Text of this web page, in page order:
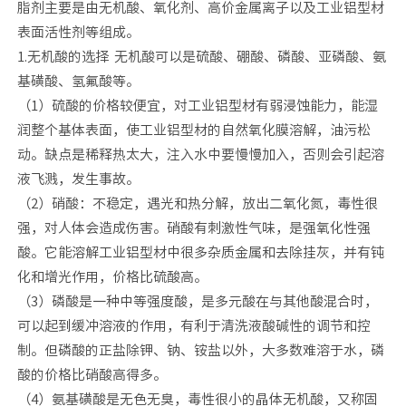
脂剂主要是由无机酸、氧化剂、高价金属离子以及工业铝型材
表面活性剂等组成。
1.无机酸的选择 无机酸可以是硫酸、硼酸、磷酸、亚磷酸、氨
基磺酸、氢氟酸等。
（1）硫酸的价格较便宜，对工业铝型材有弱浸蚀能力，能湿
润整个基体表面，使工业铝型材的自然氧化膜溶解，油污松
动。缺点是稀释热太大，注入水中要慢慢加入，否则会引起溶
液飞溅，发生事故。
（2）硝酸：不稳定，遇光和热分解，放出二氧化氮，毒性很
强，对人体会造成伤害。硝酸有刺激性气味，是强氧化性强
酸。它能溶解工业铝型材中很多杂质金属和去除挂灰，并有钝
化和增光作用，价格比硫酸高。
（3）磷酸是一种中等强度酸，是多元酸在与其他酸混合时，
可以起到缓冲溶液的作用，有利于清洗液酸碱性的调节和控
制。但磷酸的正盐除钾、钠、铵盐以外，大多数难溶于水，磷
酸的价格比硝酸高得多。
（4）氨基磺酸是无色无臭，毒性很小的晶体无机酸，又称固